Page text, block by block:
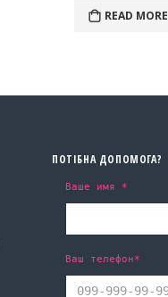
READ MORE
ПОТІБНА ДОПОМОГА?
Ваше имя *
Ваш телефон*